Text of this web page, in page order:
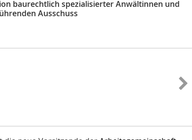
baurechtlich spezialisierter Anwältinnen und
Ausschuss